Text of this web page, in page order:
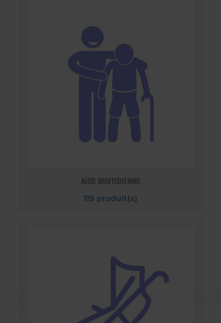
AIDE QUOTIDIENNE
119 produit(s)